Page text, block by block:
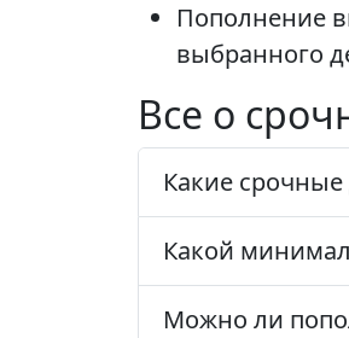
Пополнение
выбранного
Все о
Какие
Какой
Можно ли